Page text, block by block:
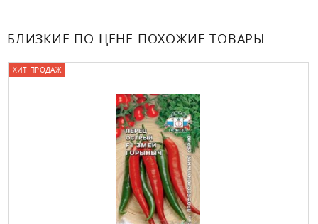
БЛИЗКИЕ ПО ЦЕНЕ ПОХОЖИЕ ТОВАРЫ
ХИТ ПРОДАЖ